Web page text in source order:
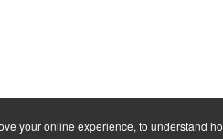
your online experience, to understand